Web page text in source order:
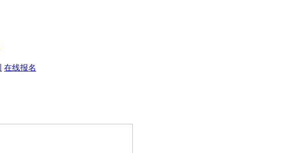
在线报名